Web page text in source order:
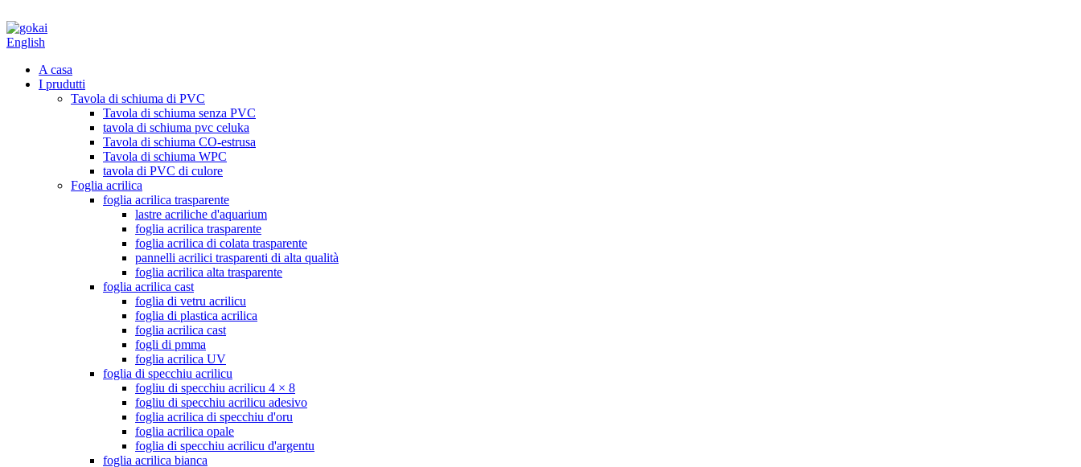
English
A casa
I prudutti
Tavola di schiuma di PVC
Tavola di schiuma senza PVC
tavola di schiuma pvc celuka
Tavola di schiuma CO-estrusa
Tavola di schiuma WPC
tavola di PVC di culore
Foglia acrilica
foglia acrilica trasparente
lastre acriliche d'aquarium
foglia acrilica trasparente
foglia acrilica di colata trasparente
pannelli acrilici trasparenti di alta qualità
foglia acrilica alta trasparente
foglia acrilica cast
foglia di vetru acrilicu
foglia di plastica acrilica
foglia acrilica cast
fogli di pmma
foglia acrilica UV
foglia di specchiu acrilicu
fogliu di specchiu acrilicu 4 × 8
fogliu di specchiu acrilicu adesivo
foglia acrilica di specchiu d'oru
foglia acrilica opale
foglia di specchiu acrilicu d'argentu
foglia acrilica bianca